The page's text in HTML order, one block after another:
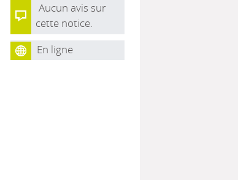
Aucun avis sur
cette notice.
En ligne